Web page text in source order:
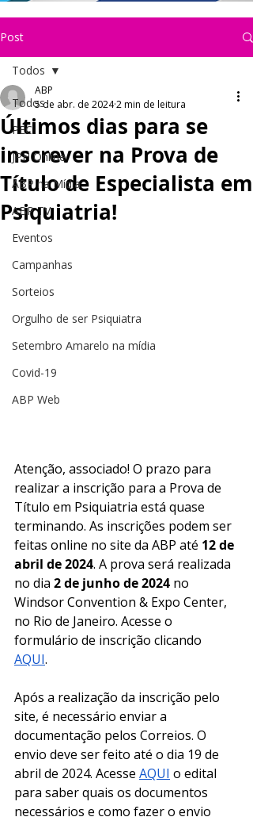
Post
Todos
PEC
JPH Online
ABP na Mídia
ABP TV
Eventos
Campanhas
Sorteios
Orgulho de ser Psiquiatra
Setembro Amarelo na mídia
Covid-19
ABP Web
Todos
Últimos dias para se
inscrever na Prova de
Título de Especialista em
Psiquiatria!
ABP
5 de abr. de 20242 min de leitura
Atenção, associado! O prazo para
realizar a inscrição para a Prova de
Título em Psiquiatria está quase
terminando. As inscrições podem ser
feitas online no site da ABP até 12 de
abril de 2024. A prova será realizada
no dia 2 de junho de 2024 no
Windsor Convention & Expo Center,
no Rio de Janeiro. Acesse o
formulário de inscrição clicando
AQUI.
Após a realização da inscrição pelo
site, é necessário enviar a
documentação pelos Correios. O
envio deve ser feito até o dia 19 de
abril de 2024. Acesse AQUI o edital
para saber quais os documentos
necessários e como fazer o envio